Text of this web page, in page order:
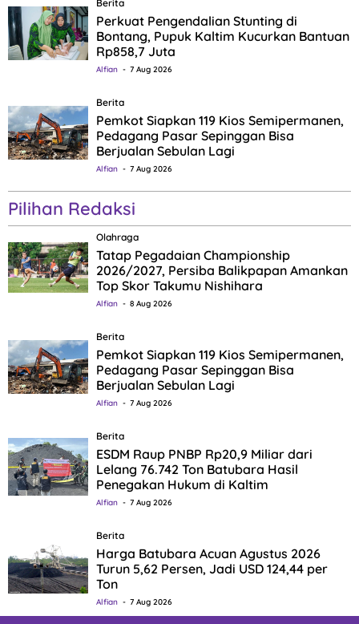
Berita
Perkuat Pengendalian Stunting di
Bontang, Pupuk Kaltim Kucurkan Bantuan
Rp858,7 Juta
Alfian 7 Aug 2026
Berita
Pemkot Siapkan 119 Kios Semipermanen,
Pedagang Pasar Sepinggan Bisa
Berjualan Sebulan Lagi
Alfian 7 Aug 2026
Pilihan Redaksi
Olahraga
Tatap Pegadaian Championship
2026/2027, Persiba Balikpapan Amankan
Top Skor Takumu Nishihara
Alfian 8 Aug 2026
Berita
Pemkot Siapkan 119 Kios Semipermanen,
Pedagang Pasar Sepinggan Bisa
Berjualan Sebulan Lagi
Alfian 7 Aug 2026
Berita
ESDM Raup PNBP Rp20,9 Miliar dari
Lelang 76.742 Ton Batubara Hasil
Penegakan Hukum di Kaltim
Alfian 7 Aug 2026
Berita
Harga Batubara Acuan Agustus 2026
Turun 5,62 Persen, Jadi USD 124,44 per
Ton
Alfian 7 Aug 2026